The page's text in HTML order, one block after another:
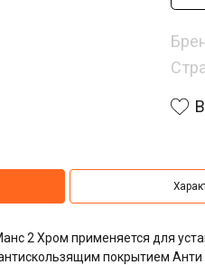
2 Хром применяется для
покрытием